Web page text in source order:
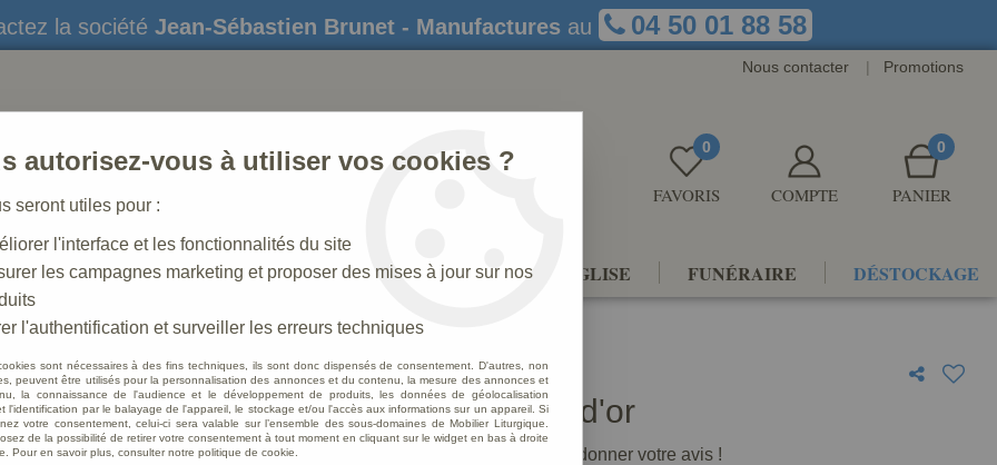
la société Jean-Sébastien Brunet - Manufactures au 04 50 01 88 58
Nous contacter | Promotions
0
FAVORIS COMPTE
0
PANIER
STATUES CRÈCHES DE NOËL AMÉNAGEMENTS D'ÉGLISE FUNÉRAIRE DÉSTOCKAGE
Ane Feuille d'or
Soyez le premier à donner votre avis !
autorisez-vous à utiliser vos cookies ?
seront utiles pour :
l'interface et les fonctionnalités du site
les campagnes marketing et proposer des mises à jour sur nos
l'authentification et surveiller les erreurs techniques
sont nécessaires à des fins techniques, ils sont donc dispensés de consentement. D'autres, non
peuvent être utilisés pour la personnalisation des annonces et du contenu, la mesure des annonces et
la connaissance de l'audience et le développement de produits, les données de géolocalisation
l'identification par le balayage de l'appareil, le stockage et/ou l'accès aux informations sur un appareil. Si
votre consentement, celui-ci sera valable sur l’ensemble des sous-domaines de Mobilier Liturgique.
de la possibilité de retirer votre consentement à tout moment en cliquant sur le widget en bas à droite
Pour en savoir plus, consulter notre politique de cookie.